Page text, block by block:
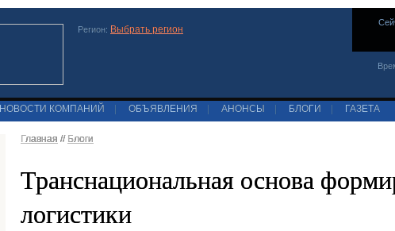
Регион: Выбрать регион
НОВОСТИ КОМПАНИЙ ОБЪЯВЛЕНИЯ АНОНСЫ БЛОГИ ГАЗЕТА
Главная // Блоги
Транснациональная основа
логистики